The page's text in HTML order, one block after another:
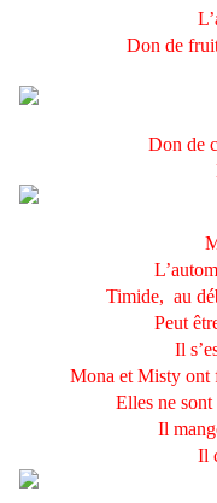
Don de
Don de
Timide, au
Peut
Il
Mona et Misty ont
Elles ne sont
Il
Il